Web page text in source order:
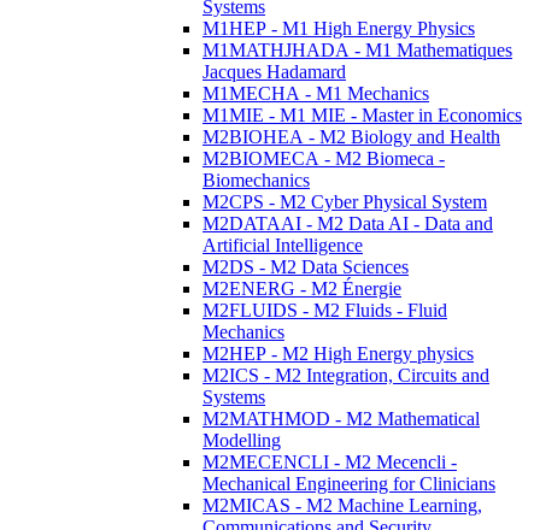
Systems
M1HEP - M1 High Energy Physics
M1MATHJHADA - M1 Mathematiques
Jacques Hadamard
M1MECHA - M1 Mechanics
M1MIE - M1 MIE - Master in Economics
M2BIOHEA - M2 Biology and Health
M2BIOMECA - M2 Biomeca -
Biomechanics
M2CPS - M2 Cyber Physical System
M2DATAAI - M2 Data AI - Data and
Artificial Intelligence
M2DS - M2 Data Sciences
M2ENERG - M2 Énergie
M2FLUIDS - M2 Fluids - Fluid
Mechanics
M2HEP - M2 High Energy physics
M2ICS - M2 Integration, Circuits and
Systems
M2MATHMOD - M2 Mathematical
Modelling
M2MECENCLI - M2 Mecencli -
Mechanical Engineering for Clinicians
M2MICAS - M2 Machine Learning,